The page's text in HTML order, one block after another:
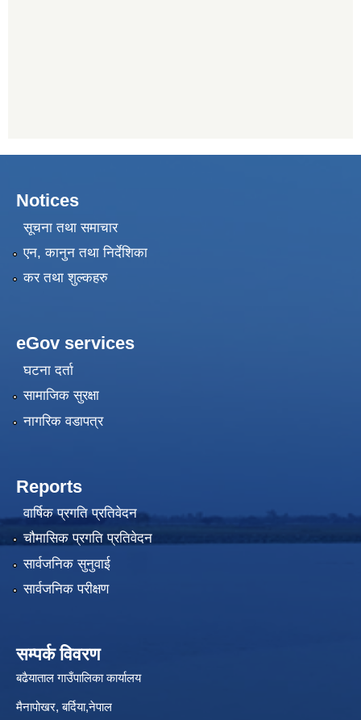
Notices
सूचना तथा समाचार
एन, कानुन तथा निर्देशिका
कर तथा शुल्कहरु
eGov services
घटना दर्ता
सामाजिक सुरक्षा
नागरिक वडापत्र
Reports
वार्षिक प्रगति प्रतिवेदन
चौमासिक प्रगति प्रतिवेदन
सार्वजनिक सुनुवाई
सार्वजनिक परीक्षण
सम्पर्क विवरण
बढैयाताल गाउँपालिका कार्यालय
मैनापोखर, बर्दिया,नेपाल